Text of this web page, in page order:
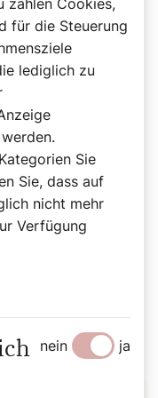
nutzen. Das im
bereits im
eine
lebender Mensch
Singen von „Veni
Kirche oder
bewirken. Und
dieser Zeilen den
zusagen.
auch mit den
ein Ablass-
geduldig zu
zählen Cookies,
für die Steuerung
lediglich zu
Sie
Sie, dass auf
nicht mehr
Verfügung
nein ja